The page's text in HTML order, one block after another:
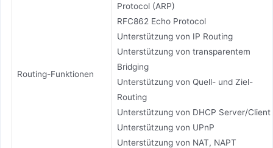
Routing-Funktionen
Protocol (ARP)
RFC862 Echo Protocol
Unterstützung von IP Routing
Unterstützung von transparentem
Bridging
Unterstützung von Quell- und Ziel-
Routing
Unterstützung von DHCP Server/Client
Unterstützung von UPnP
Unterstützung von NAT, NAPT